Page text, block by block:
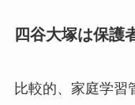
四谷大塚は保護
比較的、家庭学習